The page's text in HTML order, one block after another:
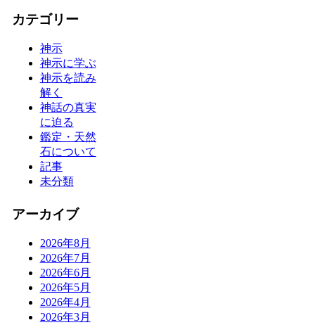
カテゴリー
神示
神示に学ぶ
神示を読み
解く
神話の真実
に迫る
鑑定・天然
石について
記事
未分類
アーカイブ
2026年8月
2026年7月
2026年6月
2026年5月
2026年4月
2026年3月